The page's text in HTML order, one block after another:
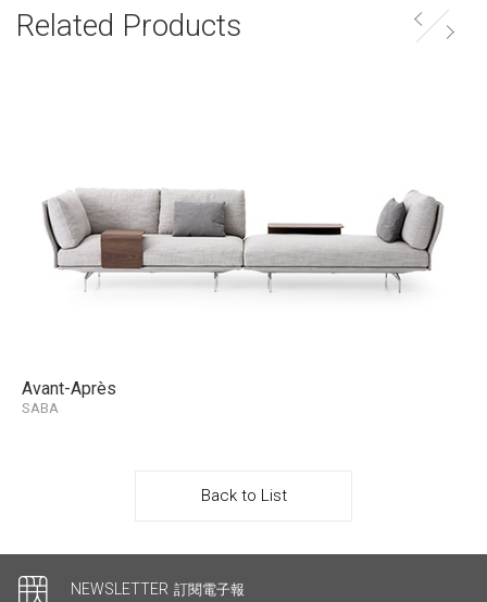
Related Products
Avant-Après
SABA
Back to List
NEWSLETTER 訂閱電子報